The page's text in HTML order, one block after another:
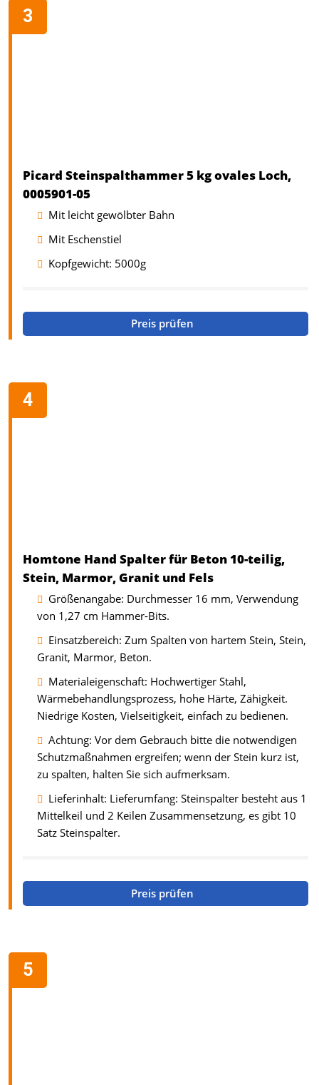
Picard Steinspalthammer 5 kg ovales Loch,
0005901-05
Mit leicht gewölbter Bahn
Mit Eschenstiel
Kopfgewicht: 5000g
Preis prüfen
Homtone Hand Spalter für Beton 10-teilig,
Stein, Marmor, Granit und Fels
Größenangabe: Durchmesser 16 mm, Verwendung
von 1,27 cm Hammer-Bits.
Einsatzbereich: Zum Spalten von hartem Stein, Stein,
Granit, Marmor, Beton.
Materialeigenschaft: Hochwertiger Stahl,
Wärmebehandlungsprozess, hohe Härte, Zähigkeit.
Niedrige Kosten, Vielseitigkeit, einfach zu bedienen.
Achtung: Vor dem Gebrauch bitte die notwendigen
Schutzmaßnahmen ergreifen; wenn der Stein kurz ist,
zu spalten, halten Sie sich aufmerksam.
Lieferinhalt: Lieferumfang: Steinspalter besteht aus 1
Mittelkeil und 2 Keilen Zusammensetzung, es gibt 10
Satz Steinspalter.
Preis prüfen